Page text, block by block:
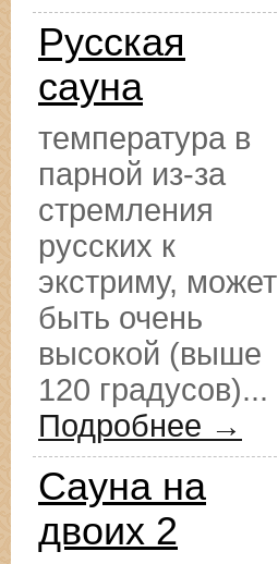
Русская
сауна
температура в
парной из-за
стремления
русских к
экстриму, может
быть очень
высокой (выше
120 градусов)...
Подробнее →
Сауна на
двоих 2